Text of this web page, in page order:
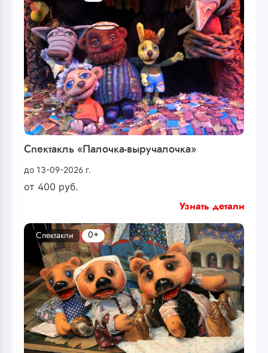
Спектакль «Палочка-выручалочка»
до 13-09-2026 г.
от 400 руб.
Узнать детали
Спектакли 0+